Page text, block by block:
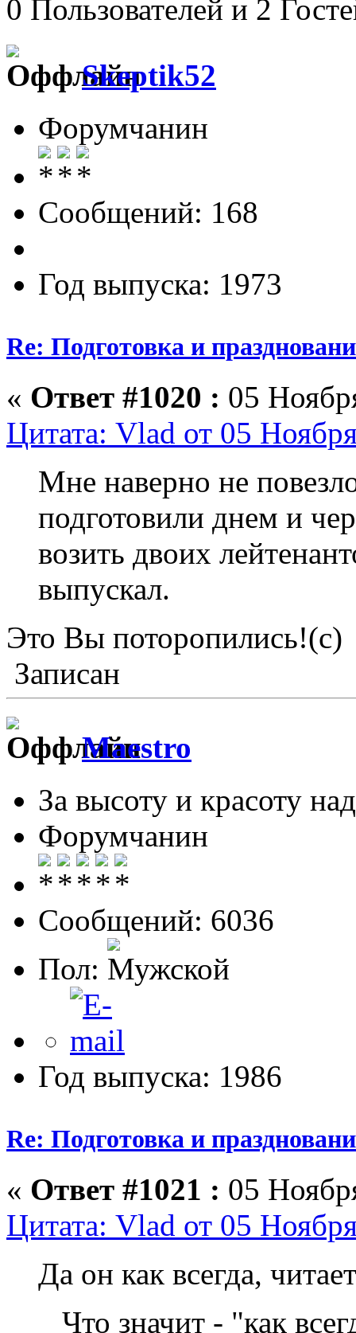
0 Пользователей и 2
Skeptik52
Форумчанин
Сообщений: 168
Год выпуска: 1973
Re: Подготовка и
« Ответ #1020 : 05
Цитата: Vlad от 05
Мне наверно не
подготовили днем и
возить двоих
выпускал.
Это Вы поторопились!(с)
Записан
Maestro
За высоту и красоту
Форумчанин
Сообщений: 6036
Пол:
Год выпуска: 1986
Re: Подготовка и
« Ответ #1021 : 05
Цитата: Vlad от 05
Да он как всегда,
Что значит - "как